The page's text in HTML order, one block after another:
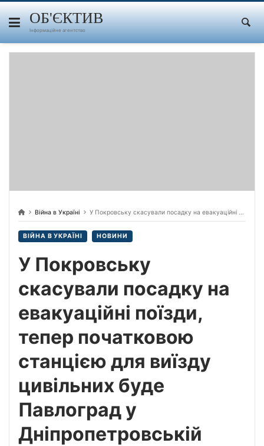
Skip
content ОБ'ЄКТИВ
Інформаційне агентство
Війна в Україні У Покровську скасували посадку на евакуаційні поїзди, тепер початковою станцією для виїзду цивільних буде Павлоград у Дніпропетровській області.
ВІЙНА В УКРАЇНІ НОВИНИ
У Покровську
скасували посадку на
евакуаційні поїзди,
тепер початковою
станцією для виїзду
цивільних буде
Павлоград у
Дніпропетровській